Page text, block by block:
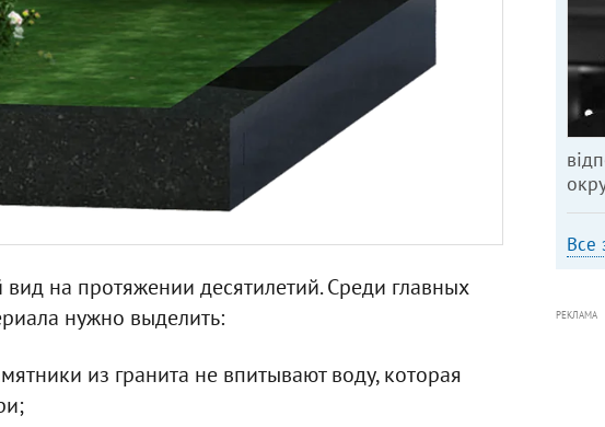
на протяжении десятилетий. Среди главных
нужно выделить:
из гранита не впитывают воду, которая
Все
РЕКЛАМА